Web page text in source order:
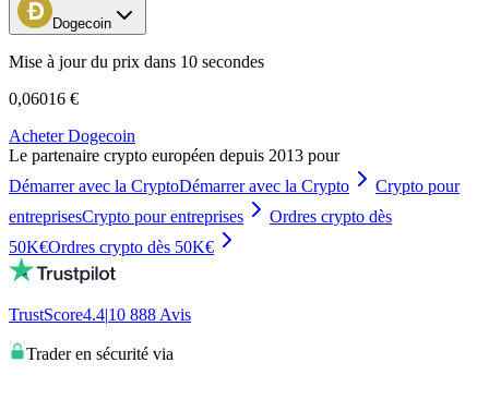
Dogecoin
Mise à jour du prix dans 10 secondes
0,06016 €
Acheter Dogecoin
Le partenaire crypto européen depuis 2013 pour
Démarrer avec la CryptoDémarrer avec la Crypto
Crypto pour
entreprisesCrypto pour entreprises
Ordres crypto dès
50K€Ordres crypto dès 50K€
TrustScore4.4|10 888 Avis
Trader en sécurité via